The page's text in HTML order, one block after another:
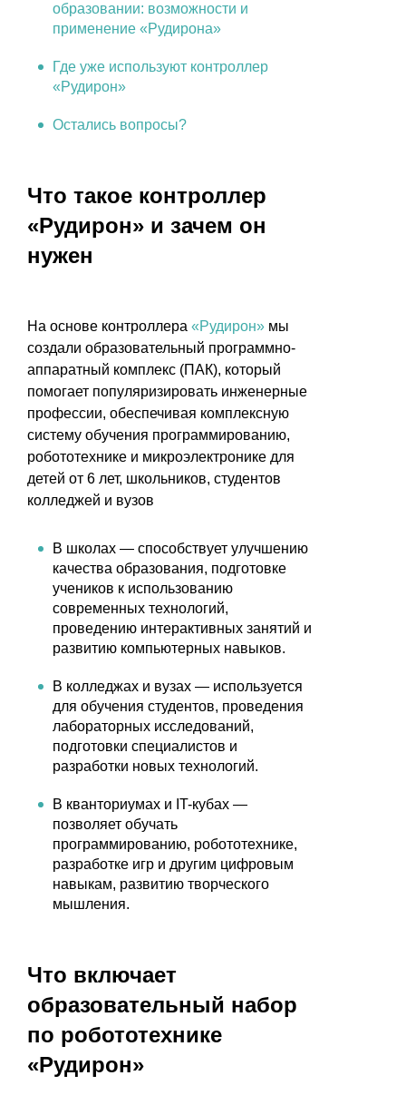
образовании: возможности и
применение «Рудирона»
Где уже используют контроллер
«Рудирон»
Остались вопросы?
Что такое контроллер
«Рудирон» и зачем он
нужен
На основе контроллера «Рудирон» мы
создали образовательный программно-
аппаратный комплекс (ПАК), который
помогает популяризировать инженерные
профессии, обеспечивая комплексную
систему обучения программированию,
робототехнике и микроэлектронике для
детей от 6 лет, школьников, студентов
колледжей и вузов
В школах — способствует улучшению
качества образования, подготовке
учеников к использованию
современных технологий,
проведению интерактивных занятий и
развитию компьютерных навыков.
В колледжах и вузах — используется
для обучения студентов, проведения
лабораторных исследований,
подготовки специалистов и
разработки новых технологий.
В кванториумах и IT-кубах —
позволяет обучать
программированию, робототехнике,
разработке игр и другим цифровым
навыкам, развитию творческого
мышления.
Что включает
образовательный набор
по робототехнике
«Рудирон»